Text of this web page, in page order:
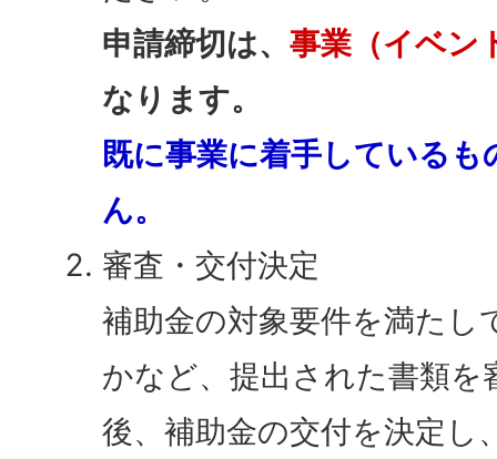
申請締切は、 事業（イベン
なります。
既に事業に着手している
ん。
審査・交付決定
補助金の対象要件を満たし
かなど、提出された書類を
後、補助金の交付を決定し